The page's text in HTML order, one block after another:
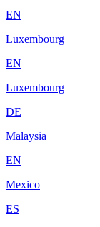
EN
Luxembourg
EN
Luxembourg
DE
Malaysia
EN
Mexico
ES